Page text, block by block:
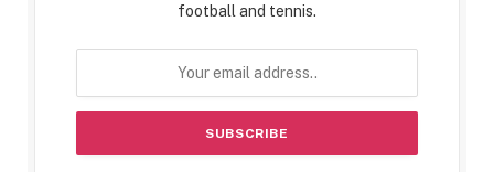
football and tennis.